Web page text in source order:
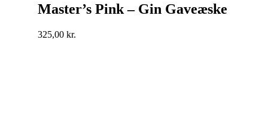
Master’s Pink – Gin Gaveæske
325,00 kr.